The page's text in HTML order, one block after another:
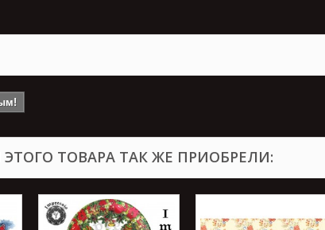
ТОВАРА ТАК ЖЕ ПРИОБРЕЛИ: